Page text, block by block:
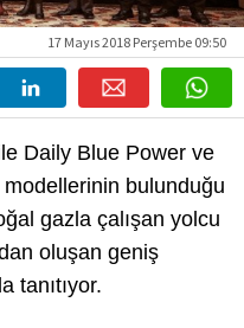
17 Mayıs 2018 Perşembe 09:50
Daily Blue Power ve
bulunduğu
gazla çalışan yolcu
oluşan geniş
tanıtıyor.